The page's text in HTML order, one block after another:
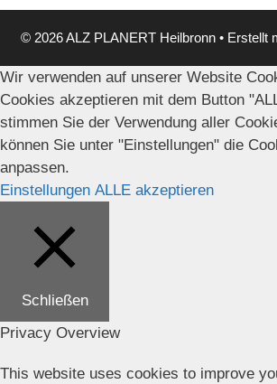
© 2026 ALZ PLANERT Heilbronn • Erstellt
Wir verwenden auf unserer Website
Cookies akzeptieren mit dem Button
stimmen Sie der Verwendung aller
können Sie unter "Einstellungen" die
anpassen.
Einstellungen ALLE akzeptieren
Schließen
Privacy Overview
This website uses cookies to improve